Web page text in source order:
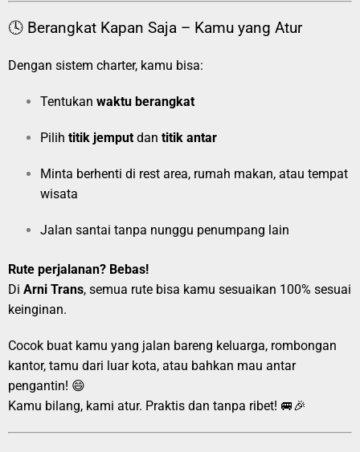
🕓 Berangkat Kapan Saja – Kamu yang Atur
Dengan sistem charter, kamu bisa:
Tentukan waktu berangkat
Pilih titik jemput dan titik antar
Minta berhenti di rest area, rumah makan, atau tempat
wisata
Jalan santai tanpa nunggu penumpang lain
Rute perjalanan? Bebas!
Di Arni Trans, semua rute bisa kamu sesuaikan 100% sesuai
keinginan.
Cocok buat kamu yang jalan bareng keluarga, rombongan
kantor, tamu dari luar kota, atau bahkan mau antar
pengantin! 😄
Kamu bilang, kami atur. Praktis dan tanpa ribet! 🚐🎉